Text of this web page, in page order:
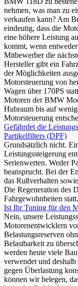
nehmen, was man zu
verkaufen kann? Am
eindeutig, dass die
eine höhere Leistung
kommt, wenn
Mitbewerber die
Hersteller gibt ein
der Möglichkeiten
Motorsteuerung von
Wagen über 170PS
Motoren der BMW
Hubraum bis auf
Motorsteuerung
Gefährdet die
Partikelfilters (DPF)
Grundsätzlich nicht.
Leistungssteigerung
Serienwerten. Weder
beansprucht. Bei der
das Rußverhalten
Die Regeneration des
Fahrgewohnheiten statt.
Ist Ihr Tuning für den
Nein, unsere
Motorenentwicklern
Belastungsreserven
Belastbarkeit zu
werden heute viele
verwendet und
gegen Überlastung
können wir belegen,